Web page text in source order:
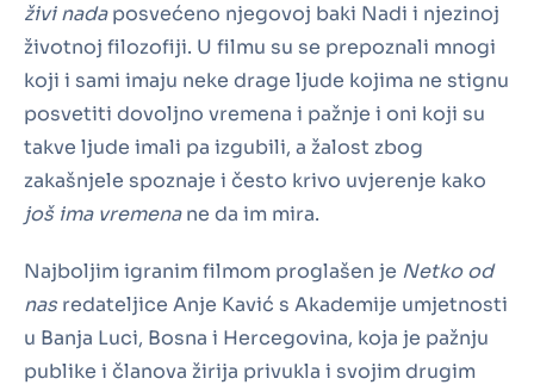
živi nadaposvećeno njegovoj baki Nadi i njezinoj
životnoj filozofiji. U filmu su se prepoznali mnogi
koji i sami imaju neke drage ljude kojima ne stignu
posvetiti dovoljno vremena i pažnje i oni koji su
takve ljude imali pa izgubili, a žalost zbog
zakašnjele spoznaje i često krivo uvjerenje kako
još ima vremenane da im mira.
Najboljim igranim filmom proglašen je Netko od
nas redateljice Anje Kavić s Akademije umjetnosti
u Banja Luci, Bosna i Hercegovina, koja je pažnju
publike i članova žirija privukla i svojim drugim